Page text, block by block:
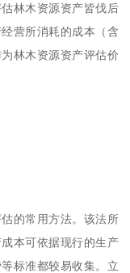
林木资源资产皆伐后
营所消耗的成本（含
林木资源资产评估价
的常用方法。该法所
本可依据现行的生产
标准都较易收集。立